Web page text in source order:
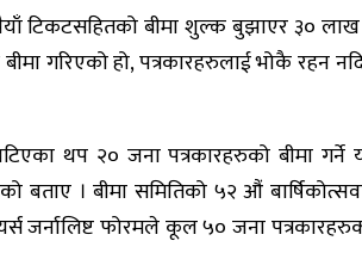
टिकटसहितको बीमा शुल्क बुझाएर ३०
गरिएको हो, पत्रकारहरुलाई भोकै
थप २० जना पत्रकारहरुको बीमा
बताए । बीमा समितिको ५२ औं
फोरमले कूल ५० जना